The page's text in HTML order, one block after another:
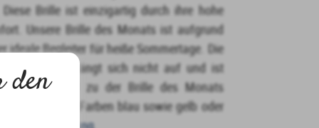
den
Brille ist einzigartig durch ihre hohe
Unsere Brille des Monats ist aufgrund
ideale Begleiter für heiße Sommertage. Die
Akzenten drängt sich nicht auf und ist
Passend zu der Brille des Monats
in den Farben blau sowie gelb oder